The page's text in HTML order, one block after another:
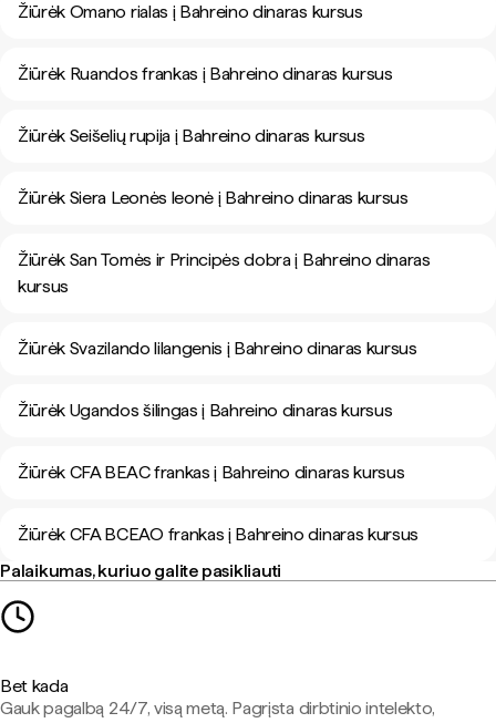
Žiūrėk Omano rialas į Bahreino dinaras kursus
Žiūrėk Ruandos frankas į Bahreino dinaras kursus
Žiūrėk Seišelių rupija į Bahreino dinaras kursus
Žiūrėk Siera Leonės leonė į Bahreino dinaras kursus
Žiūrėk San Tomės ir Principės dobra į Bahreino dinaras
kursus
Žiūrėk Svazilando lilangenis į Bahreino dinaras kursus
Žiūrėk Ugandos šilingas į Bahreino dinaras kursus
Žiūrėk CFA BEAC frankas į Bahreino dinaras kursus
Žiūrėk CFA BCEAO frankas į Bahreino dinaras kursus
Palaikumas, kuriuo galite pasikliauti
Bet kada
Gauk pagalbą 24/7, visą metą. Pagrįsta dirbtinio intelekto,